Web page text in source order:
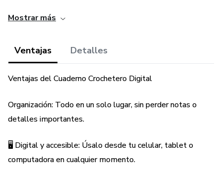
Espacios dedicados para registrar cada proyecto con fotos,
Guarda tus ideas y procesos en un solo lugar.
2. 100% digital y editable:
Compatible con dispositivos como celulares, tablets o
computadoras.
Edita, actualiza y personaliza tu cuaderno según tus
Mostrar más
Ventajas Detalles
Ventajas del Cuaderno Crochetero Digital
Organización: Todo en un solo lugar, sin perder notas o
detalles importantes.
🖥️ Digital y accesible: Úsalo desde tu celular, tablet o
computadora en cualquier momento.